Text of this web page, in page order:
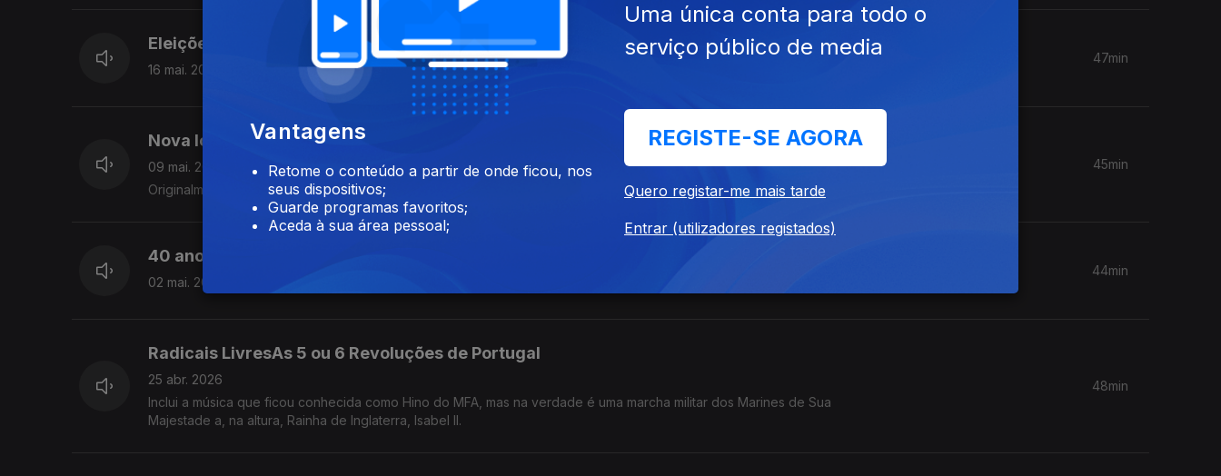
Eleições Autárquicas Inglesas ou Já não há Lordes
16 mai. 2026
47min
Nova Iorque 400
09 mai. 2026
Originalmente, Nova Amsterdão, Nova Iorque Celebra 400 anos da sua fundação.
45min
40 anos do Acidente Nuclear em Chernobyl
02 mai. 2026
44min
Radicais LivresAs 5 ou 6 Revoluções de Portugal
25 abr. 2026
Inclui a música que ficou conhecida como Hino do MFA, mas na verdade é uma marcha militar dos Marines de Sua
Majestade a, na altura, Rainha de Inglaterra, Isabel II.
48min
Vantagens
Retome o conteúdo a partir de onde ficou, nos
seus dispositivos;
Guarde programas favoritos;
Aceda à sua área pessoal;
Uma única conta para todo o
serviço público de media
REGISTE-SE AGORA
Quero registar-me mais tarde
Entrar (utilizadores registados)